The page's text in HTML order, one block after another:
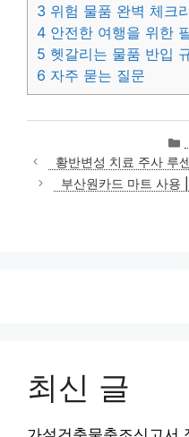
3 위험 물품 완벽 체크
4 안전한 여행을 위한
5 헷갈리는 물품 반입
6 자주 묻는 질문
황반변성 치료 주사 루
부산원카드 마트 사용
최신 글